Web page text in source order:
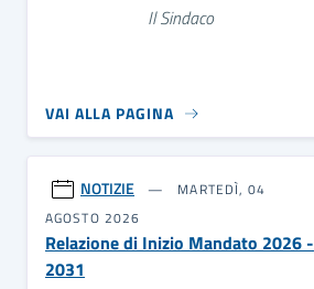
Il Sindaco
VAI ALLA PAGINA
NOTIZIE
MARTEDÌ, 04
AGOSTO 2026
Relazione di Inizio Mandato 2026 -
2031